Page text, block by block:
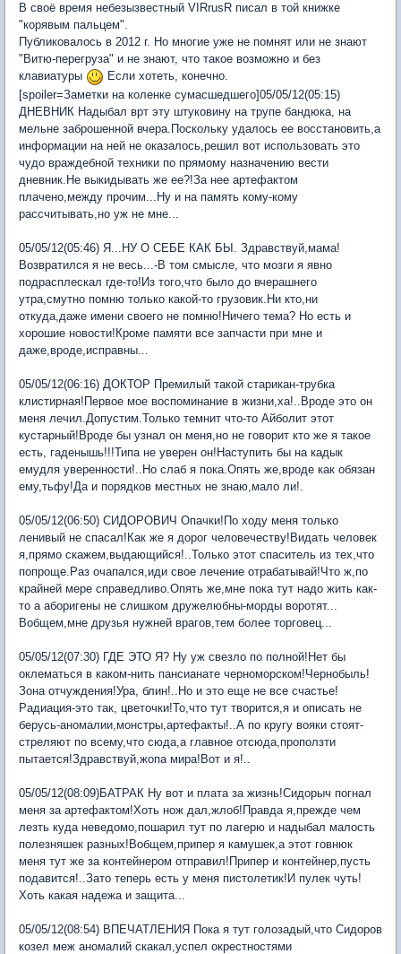
В своё время небезызвестный VIRrusR писал в той книжке
"корявым пальцем".
Публиковалось в 2012 г. Но многие уже не помнят или не знают
"Витю-перегруза" и не знают, что такое возможно и без
клавиатуры
Если хотеть, конечно.
[spoiler=Заметки на коленке сумасшедшего]05/05/12(05:15)
ДНЕВНИК Надыбал врт эту штуковину на трупе бандюка, на
мельне заброшенной вчера.Поскольку удалось ее восстановить,а
информации на ней не оказалось,решил вот использовать это
чудо враждебной техники по прямому назначению вести
дневник.Не выкидывать же ее?!За нее артефактом
плачено,между прочим...Ну и на память кому-кому
рассчитывать,но уж не мне...
05/05/12(05:46) Я...НУ О СЕБЕ КАК БЫ. Здравствуй,мама!
Возвратился я не весь...-В том смысле, что мозги я явно
подрасплескал где-то!Из того,что было до вчерашнего
утра,смутно помню только какой-то грузовик.Ни кто,ни
откуда,даже имени своего не помню!Ничего тема? Но есть и
хорошие новости!Кроме памяти все запчасти при мне и
даже,вроде,исправны...
05/05/12(06:16) ДОКТОР Премилый такой старикан-трубка
клистирная!Первое мое воспоминание в жизни,ха!..Вроде это он
меня лечил.Допустим.Только темнит что-то Айболит этот
кустарный!Вроде бы узнал он меня,но не говорит кто же я такое
есть, гаденышь!!!Типа не уверен он!Наступить бы на кадык
емудля уверенности!..Но слаб я пока.Опять же,вроде как обязан
ему,тьфу!Да и порядков местных не знаю,мало ли!.
05/05/12(06:50) СИДОРОВИЧ Опачки!По ходу меня только
ленивый не спасал!Как же я дорог человечеству!Видать человек
я,прямо скажем,выдающийся!..Только этот спаситель из тех,что
попроще.Раз очапался,иди свое лечение отрабатывай!Что ж,по
крайней мере справедливо.Опять же,мне пока тут надо жить как-
то а аборигены не слишком дружелюбны-морды воротят...
Вобщем,мне друзья нужней врагов,тем более торговец...
05/05/12(07:30) ГДЕ ЭТО Я? Ну уж свезло по полной!Нет бы
оклематься в каком-нить пансианате черноморском!Чернобыль!
Зона отчуждения!Ура, блин!..Но и это еще не все счастье!
Радиация-это так, цветочки!То,что тут творится,я и описать не
берусь-аномалии,монстры,артефакты!..А по кругу вояки стоят-
стреляют по всему,что сюда,а главное отсюда,проползти
пытается!Здравствуй,жопа мира!Вот и я!..
05/05/12(08:09)БАТРАК Ну вот и плата за жизнь!Сидорыч погнал
меня за артефактом!Хоть нож дал,жлоб!Правда я,прежде чем
лезть куда неведомо,пошарил тут по лагерю и надыбал малость
полезняшек разных!Вобщем,припер я камушек,а этот говнюк
меня тут же за контейнером отправил!Припер и контейнер,пусть
подавится!..Зато теперь есть у меня пистолетик!И пулек чуть!
Хоть какая надежа и защита...
05/05/12(08:54) ВПЕЧАТЛЕНИЯ Пока я тут голозадый,что Сидоров
козел меж аномалий скакал,успел окрестностями